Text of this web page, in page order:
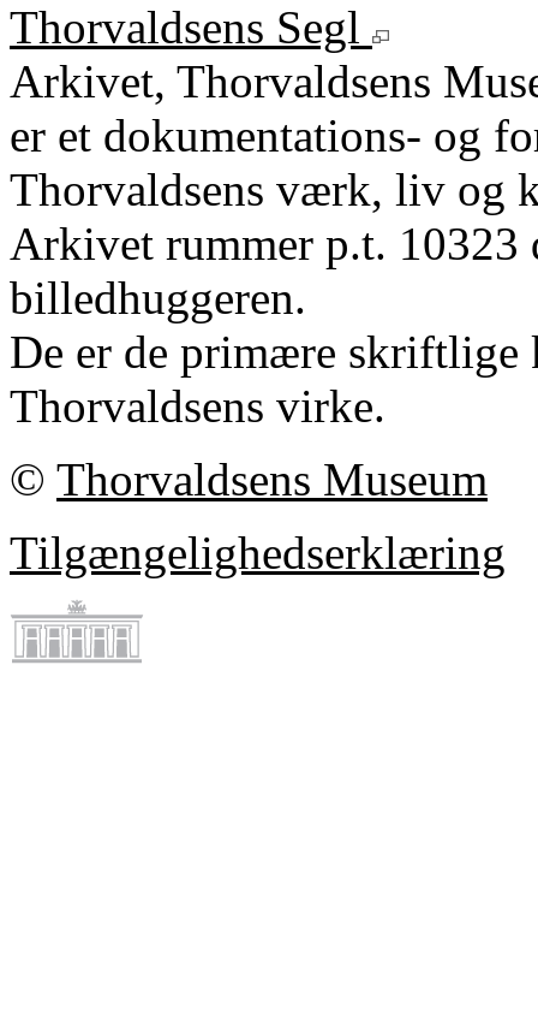
Thorvaldsens Segl
Arkivet, Thorvaldsens
er et dokumentations- og
Thorvaldsens værk, liv og
Arkivet rummer p.t.
billedhuggeren.
De er de primære
Thorvaldsens virke.
© Thorvaldsens Museum
Tilgængelighedserklæring